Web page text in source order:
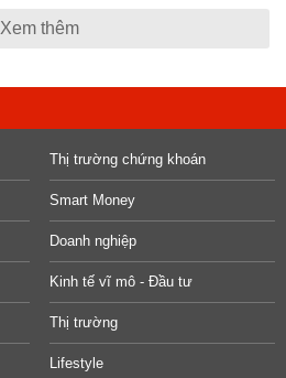
Xem thêm
Thị trường chứng khoán
Smart Money
Doanh nghiệp
Kinh tế vĩ mô - Đầu tư
Thị trường
Lifestyle